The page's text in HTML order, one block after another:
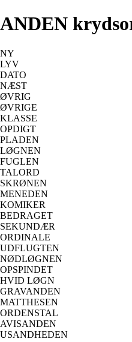
ANDEN
NY
LYV
DATO
NÆST
ØVRIG
ØVRIGE
KLASSE
OPDIGT
PLADEN
LØGNEN
FUGLEN
TALORD
SKRØNEN
MENEDEN
KOMIKER
BEDRAGET
SEKUNDÆR
ORDINALE
UDFLUGTEN
NØDLØGNEN
OPSPINDET
HVID LØGN
GRAVANDEN
MATTHESEN
ORDENSTAL
AVISANDEN
USANDHEDEN